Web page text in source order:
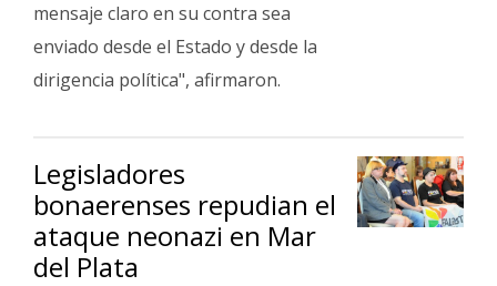
mensaje claro en su contra sea
enviado desde el Estado y desde la
dirigencia política", afirmaron.
Legisladores
bonaerenses repudian el
ataque neonazi en Mar
del Plata